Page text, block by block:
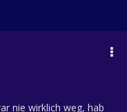
nie wirklich weg, hab